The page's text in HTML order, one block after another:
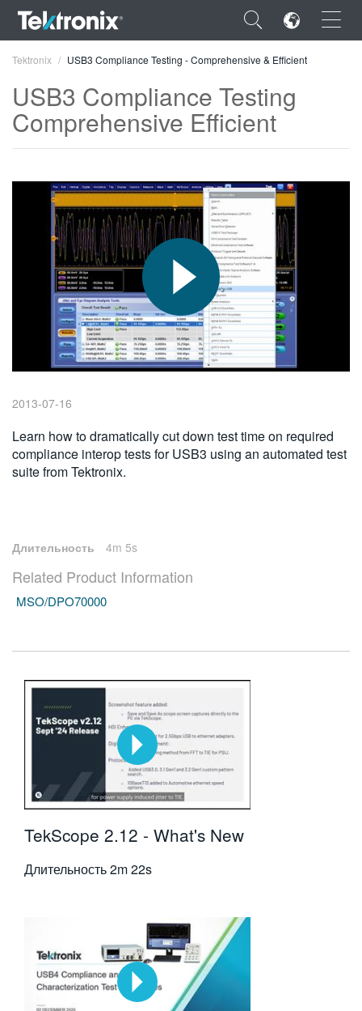
×
FRANÇAIS
DEUTSCH
VIỆT NAM
简体中文
日本語
한국어
Tektronix USB3 Compliance Testing - Comprehensive & Efficient
USB3 Compliance Testing
Comprehensive Efficient
2013-07-16
Learn how to dramatically cut down test time on required
compliance interop tests for USB3 using an automated test
suite from Tektronix.
Длительность 4m 5s
Related Product Information
MSO/DPO70000
TekScope 2.12 - What's New
Длительность2m 22s